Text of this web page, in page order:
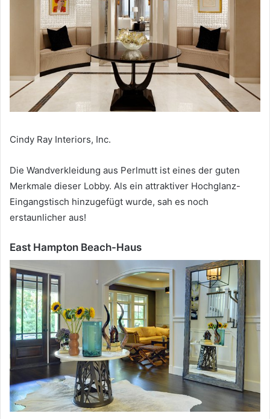
Cindy Ray Interiors, Inc.
Die Wandverkleidung aus Perlmutt ist eines der guten
Merkmale dieser Lobby. Als ein attraktiver Hochglanz-
Eingangstisch hinzugefügt wurde, sah es noch
erstaunlicher aus!
East Hampton Beach-Haus